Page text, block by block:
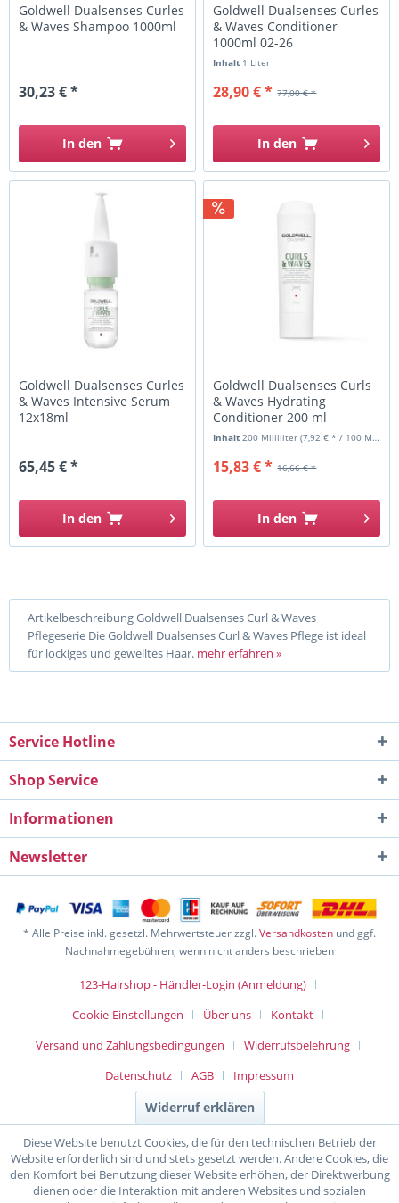
Goldwell Dualsenses Curles
& Waves Shampoo 1000ml
30,23 € *
In den
Goldwell Dualsenses Curles
& Waves Conditioner
1000ml 02-26
Inhalt 1 Liter
77,00 € *
28,90 € *
In den
Goldwell Dualsenses Curles
& Waves Intensive Serum
12x18ml
65,45 € *
In den
Goldwell Dualsenses Curls
& Waves Hydrating
Conditioner 200 ml
Inhalt 200 Milliliter(7,92 € * / 100 Milliliter)
16,66 € *
15,83 € *
In den
Artikelbeschreibung Goldwell Dualsenses Curl & Waves
Pflegeserie Die Goldwell Dualsenses Curl & Waves Pflege ist ideal
für lockiges und gewelltes Haar. mehr erfahren »
Service Hotline
Shop Service
Informationen
Newsletter
* Alle Preise inkl. gesetzl. Mehrwertsteuer zzgl.Versandkosten und ggf.
Nachnahmegebühren, wenn nicht anders beschrieben
123-Hairshop - Händler-Login (Anmeldung)
Cookie-Einstellungen
Über uns
Kontakt
Versand und Zahlungsbedingungen
Widerrufsbelehrung
Datenschutz
AGB Impressum
Widerruf erklären
Diese Website benutzt Cookies, die für den technischen Betrieb der
Website erforderlich sind und stets gesetzt werden. Andere Cookies, die
den Komfort bei Benutzung dieser Website erhöhen, der Direktwerbung
dienen oder die Interaktion mit anderen Websites und sozialen